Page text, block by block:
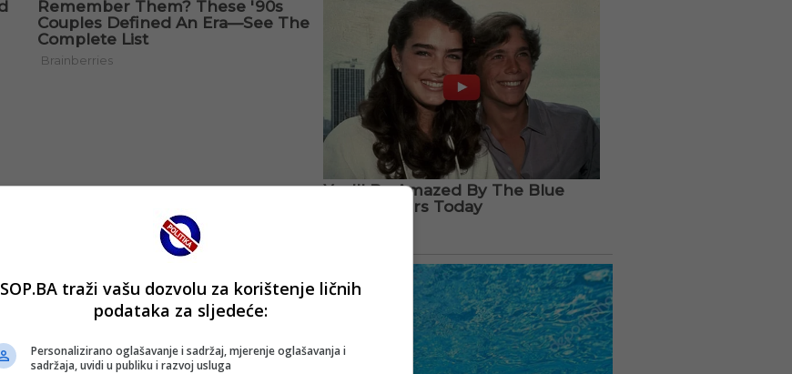
SOP.BA traži vašu dozvolu za korištenje ličnih
podataka za sljedeće:
Personalizirano oglašavanje i sadržaj, mjerenje oglašavanja i
sadržaja, uvidi u publiku i razvoj usluga